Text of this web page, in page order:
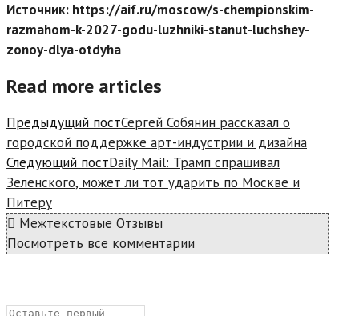
Источник: https://aif.ru/moscow/s-chempionskim-
razmahom-k-2027-godu-luzhniki-stanut-luchshey-
zonoy-dlya-otdyha
Read more articles
Предыдущий постСергей Собянин рассказал о
городской поддержке арт-индустрии и дизайна
Следующий постDaily Mail: Трамп спрашивал
Зеленского, может ли тот ударить по Москве и
Питеру
Межтекстовые Отзывы
Посмотреть все комментарии